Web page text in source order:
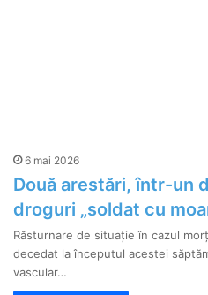
6 mai 2026
Două arestări, într-un
droguri „soldat cu
Răsturnare de situație în cazul
decedat la începutul acestei
vascular…